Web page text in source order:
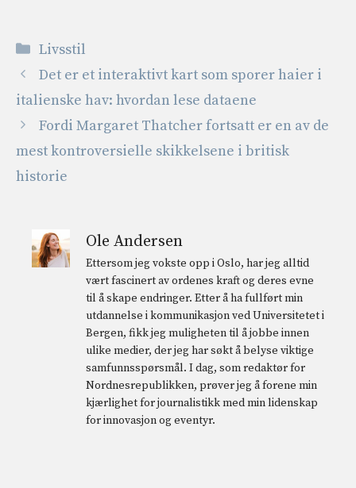
Kategorier
Livsstil
Det er et interaktivt kart som sporer haier i
italienske hav: hvordan lese dataene
Fordi Margaret Thatcher fortsatt er en av de
mest kontroversielle skikkelsene i britisk
historie
Ole Andersen
Ettersom jeg vokste opp i Oslo, har jeg alltid
vært fascinert av ordenes kraft og deres evne
til å skape endringer. Etter å ha fullført min
utdannelse i kommunikasjon ved Universitetet i
Bergen, fikk jeg muligheten til å jobbe innen
ulike medier, der jeg har søkt å belyse viktige
samfunnsspørsmål. I dag, som redaktør for
Nordnesrepublikken, prøver jeg å forene min
kjærlighet for journalistikk med min lidenskap
for innovasjon og eventyr.